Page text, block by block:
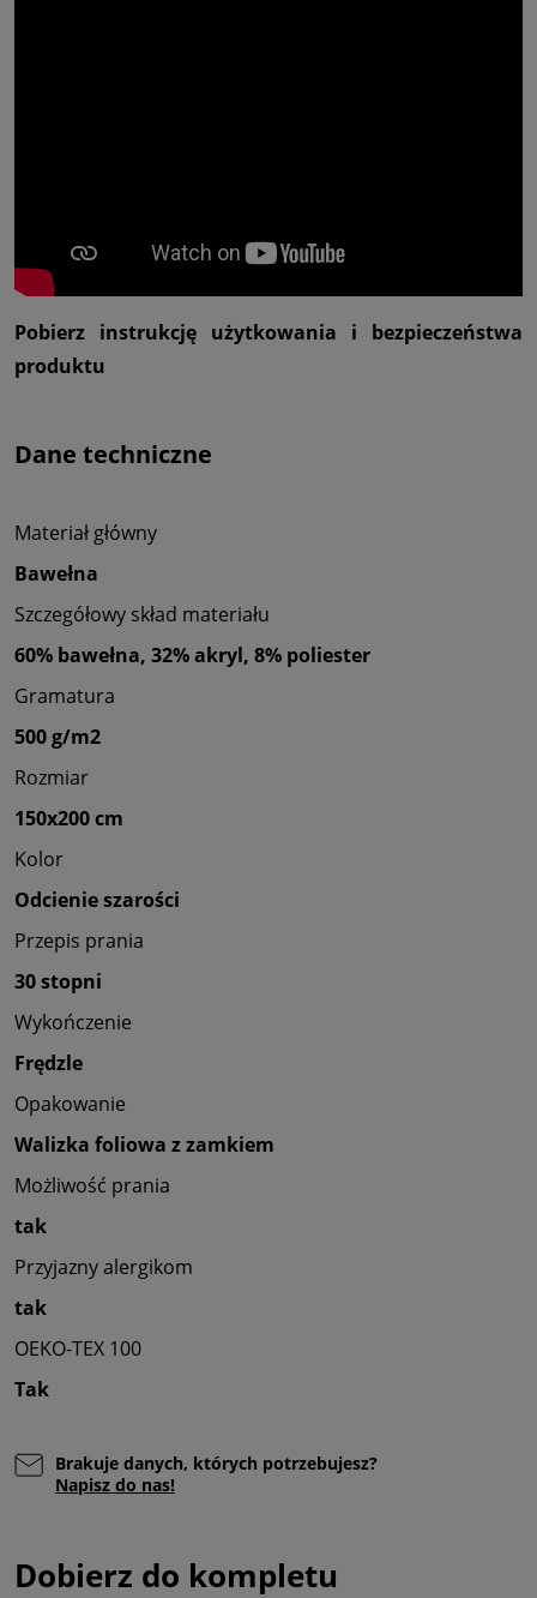
Pobierz instrukcję użytkowania i bezpieczeństwa
produktu
Dane techniczne
Materiał główny
Bawełna
Szczegółowy skład materiału
60% bawełna, 32% akryl, 8% poliester
Gramatura
500 g/m2
Rozmiar
150x200 cm
Kolor
Odcienie szarości
Przepis prania
30 stopni
Wykończenie
Frędzle
Opakowanie
Walizka foliowa z zamkiem
Możliwość prania
tak
Przyjazny alergikom
tak
OEKO-TEX 100
Tak
Brakuje danych, których potrzebujesz?
Napisz do nas!
Dobierz do kompletu